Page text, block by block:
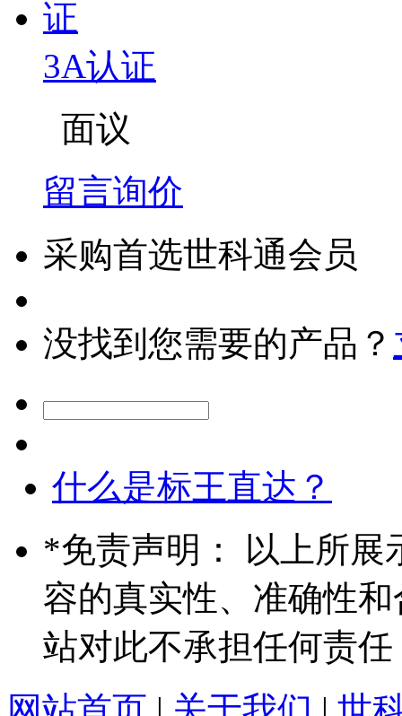
3A认证
面议
留言询价
采购首选世科通会员
没找到您需要的产品？
什么是标王直达？
*免责声明： 以上所展
容的真实性、准确性
站对此不承担任何责任